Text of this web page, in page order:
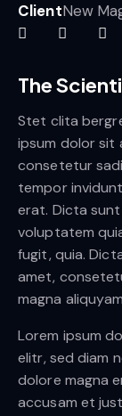
ClientNew
The
Stet clita
ipsum dolor sit
consetetur
tempor
erat. Dicta sunt
voluptatem
fugit, quia.
amet,
magna
Lorem ipsum
elitr, sed diam
dolore magna
accusam et